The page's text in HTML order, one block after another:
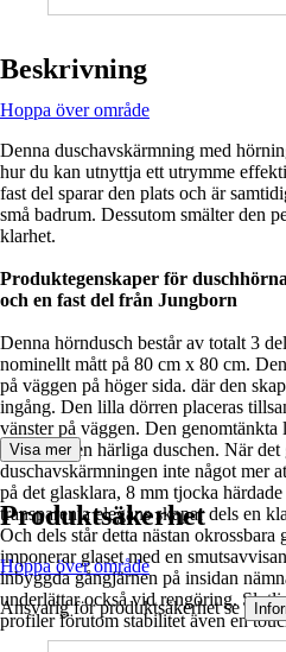
Beskrivning
Hoppa över område
Denna duschavskärmning med
hur du kan utnyttja ett utrymme
fast del sparar den plats och är
små badrum. Dessutom smälter den
klarhet.
Produktegenskaper för
och en fast del från Jungborn
Denna hörndusch består av totalt 3
nominellt mått på 80 cm x 80 cm.
på väggen på höger sida. där den
ingång. Den lilla dörren placeras
vänster på väggen. Den
sidor till den härliga duschen. När
duschavskärmningen inte något mer
på det glasklara, 8 mm tjocka
transparenta elegans skapar dels en
Och dels står detta nästan okrossbara
imponerar glaset med en
inbyggda gångjärnen på insidan
underlättar också vid rengöring.
profiler förutom stabilitet även en
Visa mer
Produktsäkerhet
Hoppa över område
Ansvarig för produktsäkerhet se